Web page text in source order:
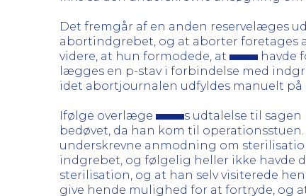
Det fremgår af en anden reservelæges
abortindgrebet, og at aborter foretages
videre, at hun formodede, at
havde
lægges en p-stav i forbindelse med
idet abortjournalen udfyldes manuelt
Ifølge overlæge s udtalelse til
bedøvet, da han kom til
underskrevne anmodning om
indgrebet, og følgelig heller ikke havde
sterilisation, og at han selv visiterede
give hende mulighed for at fortryde, og